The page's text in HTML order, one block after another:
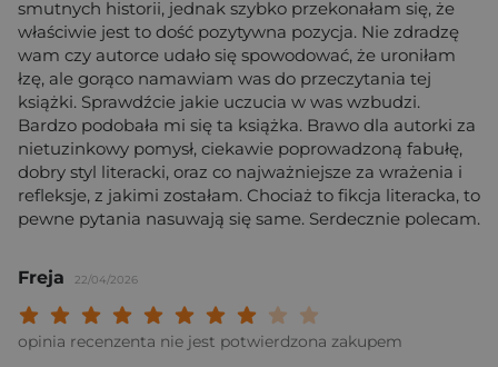
smutnych historii, jednak szybko przekonałam się, że
właściwie jest to dość pozytywna pozycja. Nie zdradzę
wam czy autorce udało się spowodować, że uroniłam
łzę, ale gorąco namawiam was do przeczytania tej
książki. Sprawdźcie jakie uczucia w was wzbudzi.
Bardzo podobała mi się ta książka. Brawo dla autorki za
nietuzinkowy pomysł, ciekawie poprowadzoną fabułę,
dobry styl literacki, oraz co najważniejsze za wrażenia i
refleksje, z jakimi zostałam. Chociaż to fikcja literacka, to
pewne pytania nasuwają się same. Serdecznie polecam.
Freja 22/04/2026
Twoja ocena:
Twoja ocena: Wybitna 9/
Twoja ocena: Rewelacyjna 8/
Twoja ocena: Bardzo dobra 7/10"
Twoja ocena: Dobra 6/10"
Twoja ocena: Przeciętna 5/10"
Twoja ocena: Może być 4/10"
Twoja ocena: Słaba 3/10"
Twoja ocena: Bardzo słaba 2/10"
Twoja ocena: Beznadziejna 1/10"
opinia recenzenta nie jest potwierdzona zakupem